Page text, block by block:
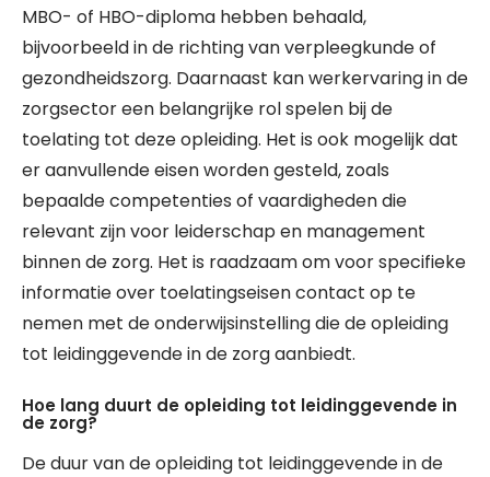
MBO- of HBO-diploma hebben behaald,
bijvoorbeeld in de richting van verpleegkunde of
gezondheidszorg. Daarnaast kan werkervaring in de
zorgsector een belangrijke rol spelen bij de
toelating tot deze opleiding. Het is ook mogelijk dat
er aanvullende eisen worden gesteld, zoals
bepaalde competenties of vaardigheden die
relevant zijn voor leiderschap en management
binnen de zorg. Het is raadzaam om voor specifieke
informatie over toelatingseisen contact op te
nemen met de onderwijsinstelling die de opleiding
tot leidinggevende in de zorg aanbiedt.
Hoe lang duurt de opleiding tot leidinggevende in
de zorg?
De duur van de opleiding tot leidinggevende in de